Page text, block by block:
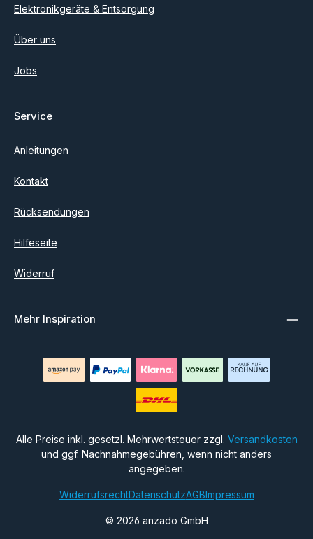
Elektronikgeräte & Entsorgung
Über uns
Jobs
Service
Anleitungen
Kontakt
Rücksendungen
Hilfeseite
Widerruf
Mehr Inspiration
Alle Preise inkl. gesetzl. Mehrwertsteuer zzgl. Versandkosten
und ggf. Nachnahmegebühren, wenn nicht anders
angegeben.
© 2026 anzado GmbH
WiderrufsrechtDatenschutzAGBImpressum